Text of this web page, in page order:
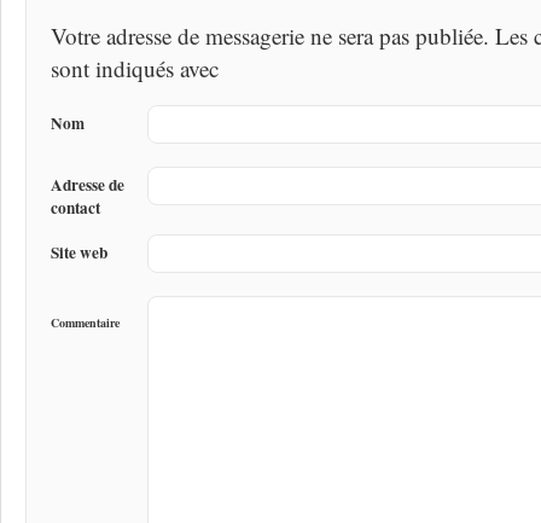
Votre adresse de messagerie ne sera pas publiée.
sont indiqués avec
Nom
Adresse de
contact
Site web
Commentaire